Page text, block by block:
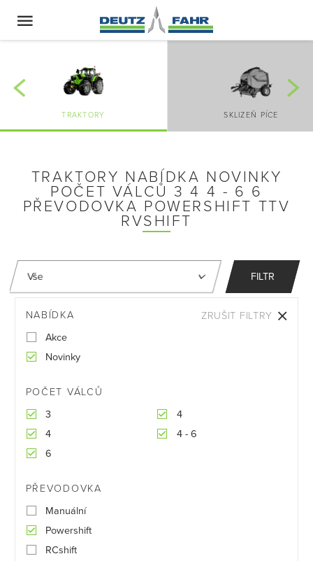
TRAKTORY SKLIZEŇ PÍCE
TRAKTORY NABÍDKA NOVINKY
POČET VÁLCŮ 3 4 4 - 6 6
PŘEVODOVKA POWERSHIFT TTV
RVSHIFT
FILTR
NABÍDKA
Akce
Novinky
POČET VÁLCŮ
3
4
4
4 - 6
6
PŘEVODOVKA
Manuální
Powershift
RCshift
ZRUŠIT FILTRY